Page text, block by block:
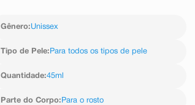
Gênero:Unissex
Tipo de Pele: Para todos os tipos de pele
Quantidade:45ml
Parte do Corpo: Para o rosto